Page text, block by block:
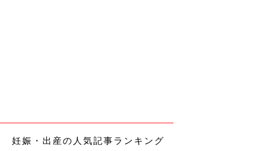
妊娠・出産の人気記事ランキング